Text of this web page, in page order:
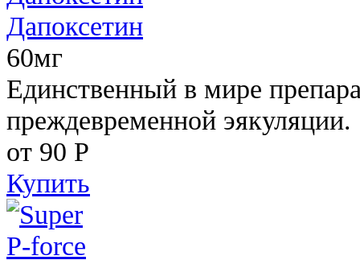
Дапоксетин
60мг
Единственный в мире
преждевременной эякуляции.
от 90 Р
Купить